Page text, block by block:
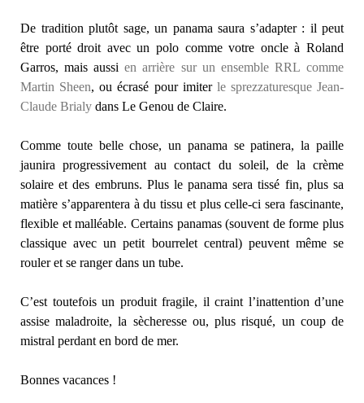
De tradition plutôt sage, un panama saura s’adapter : il peut
être porté droit avec un polo comme votre oncle à Roland
Garros, mais aussien arrière sur un ensemble RRL comme
Martin Sheen, ou écrasé pour imiter le sprezzaturesque Jean-
Claude Brialy dans Le Genou de Claire.
Comme toute belle chose, un panama se patinera, la paille
jaunira progressivement au contact du soleil, de la crème
solaire et des embruns. Plus le panama sera tissé fin, plus sa
matière s’apparentera à du tissu et plus celle-ci sera fascinante,
flexible et malléable. Certains panamas (souvent de forme plus
classique avec un petit bourrelet central) peuvent même se
rouler et se ranger dans un tube.
C’est toutefois un produit fragile, il craint l’inattention d’une
assise maladroite, la sècheresse ou, plus risqué, un coup de
mistral perdant en bord de mer.
Bonnes vacances !